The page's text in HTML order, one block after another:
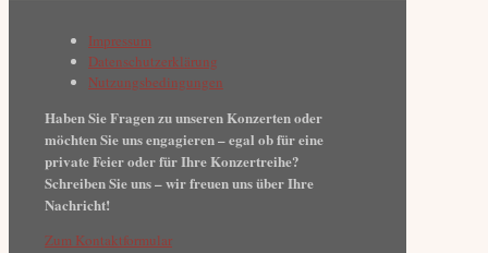
Impressum
Datenschutzerklärung
Nutzungsbedingungen
Haben Sie Fragen zu unseren Konzerten oder
möchten Sie uns engagieren – egal ob für eine
private Feier oder für Ihre Konzertreihe?
Schreiben Sie uns – wir freuen uns über Ihre
Nachricht!
Zum Kontaktformular